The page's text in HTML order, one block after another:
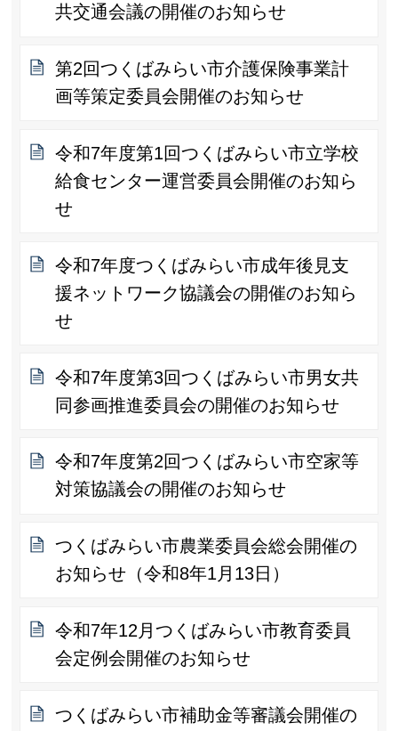
共交通会議の開催のお知らせ
第2回つくばみらい市介護保険事業計
画等策定委員会開催のお知らせ
令和7年度第1回つくばみらい市立学校
給食センター運営委員会開催のお知ら
せ
令和7年度つくばみらい市成年後見支
援ネットワーク協議会の開催のお知ら
せ
令和7年度第3回つくばみらい市男女共
同参画推進委員会の開催のお知らせ
令和7年度第2回つくばみらい市空家等
対策協議会の開催のお知らせ
つくばみらい市農業委員会総会開催の
お知らせ（令和8年1月13日）
令和7年12月つくばみらい市教育委員
会定例会開催のお知らせ
つくばみらい市補助金等審議会開催の